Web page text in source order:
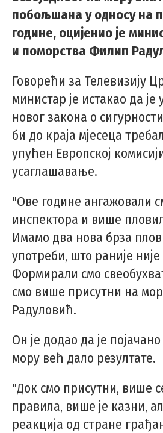
побољшана у односу на
године, оцијенио је
и поморства Филип
Говорећи за Телевизију
министар је истакао да
новог закона о
би до краја мјесеца
упућен Европској
усаглашавање.
"Ове године ангажовали
инспектора и више
Имамо два нова брза
употреби, што раније није
Формирали смо
смо више присутни на
Радуловић.
Он је додао да је
мору већ дало резултате.
"Док смо присутни, више
правила, више је казни,
реакција од стране